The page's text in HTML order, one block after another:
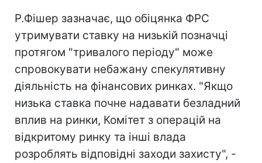
Р.Фішер зазначає, що обіцянка ФРС
утримувати ставку на низькій позначці
протягом "тривалого періоду" може
спровокувати небажану спекулятивну
діяльність на фінансових ринках. "Якщо
низька ставка почне надавати безладний
вплив на ринки, Комітет з операцій на
відкритому ринку та інші влада
розроблять відповідні заходи захисту", -